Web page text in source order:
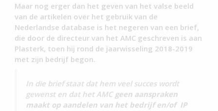
Maar nog erger dan het geven van het valse beeld
van de artikelen over het gebruik van de
Nederlandse database is het negeren van een brief,
die door de directeur van het AMC geschreven is aan
Plasterk, toen hij rond de jaarwisseling 2018-2019
met zijn bedrijf begon.
In die brief staat dat hem veel succes wordt
gewenst en dat het AMCgeen aanspraken
maakt op aandelen van het bedrijf en/of IP